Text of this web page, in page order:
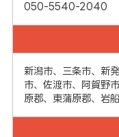
050-5540-2040
新潟市、三条市、新
市、佐渡市、阿賀野
原郡、東蒲原郡、岩